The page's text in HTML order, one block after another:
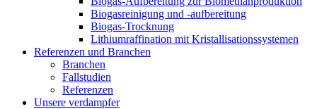
Biogasreinigung und -aufbereitung
Biogas-Trocknung
Lithiumraffination mit Kristallisationssystemen
Referenzen und Branchen
Branchen
Fallstudien
Referenzen
Unsere verdampfer